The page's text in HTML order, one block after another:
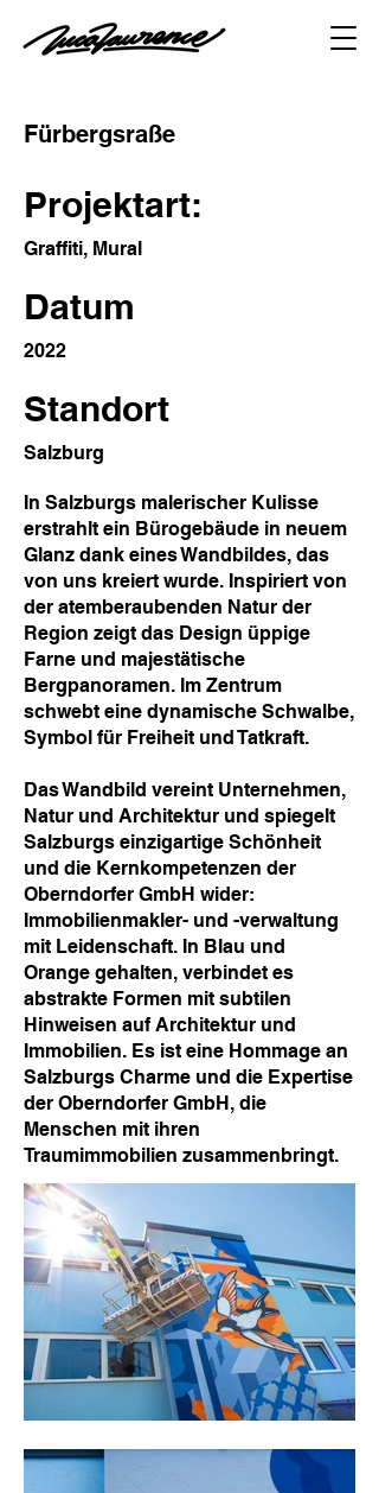
Fürbergsraße
Projektart:
Graffiti, Mural
Datum
2022
Standort
Salzburg
In Salzburgs malerischer Kulisse
erstrahlt ein Bürogebäude in neuem
Glanz dank eines Wandbildes, das
von uns kreiert wurde. Inspiriert von
der atemberaubenden Natur der
Region zeigt das Design üppige
Farne und majestätische
Bergpanoramen. Im Zentrum
schwebt eine dynamische Schwalbe,
Symbol für Freiheit und Tatkraft.
Das Wandbild vereint Unternehmen,
Natur und Architektur und spiegelt
Salzburgs einzigartige Schönheit
und die Kernkompetenzen der
Oberndorfer GmbH wider:
Immobilienmakler- und -verwaltung
mit Leidenschaft. In Blau und
Orange gehalten, verbindet es
abstrakte Formen mit subtilen
Hinweisen auf Architektur und
Immobilien. Es ist eine Hommage an
Salzburgs Charme und die Expertise
der Oberndorfer GmbH, die
Menschen mit ihren
Traumimmobilien zusammenbringt.